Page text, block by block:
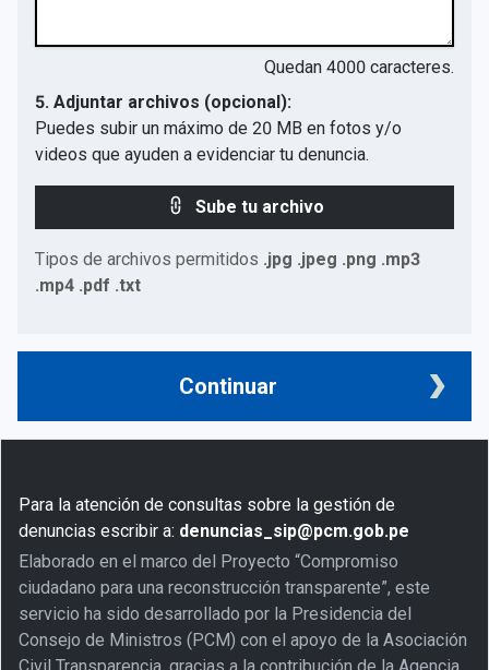
Quedan 4000 caracteres.
5. Adjuntar archivos (opcional):
Puedes subir un máximo de 20 MB en fotos y/o
videos que ayuden a evidenciar tu denuncia.
Sube tu archivo
Tipos de archivos permitidos .jpg .jpeg .png .mp3
.mp4 .pdf .txt
Continuar
Para la atención de consultas sobre la gestión de
denuncias escribir a: denuncias_sip@pcm.gob.pe
Elaborado en el marco del Proyecto “Compromiso
ciudadano para una reconstrucción transparente”, este
servicio ha sido desarrollado por la Presidencia del
Consejo de Ministros (PCM) con el apoyo de la Asociación